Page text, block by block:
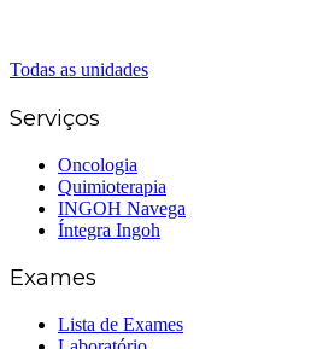
Todas as unidades
Serviços
Oncologia
Quimioterapia
INGOH Navega
Íntegra Ingoh
Exames
Lista de Exames